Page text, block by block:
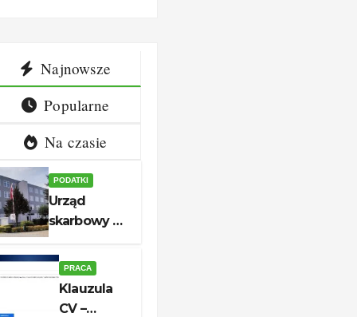
i
Najnowsze
Popularne
Na czasie
PODATKI
Urząd
skarbowy w
Białogardzie
– adres,
godziny i
kontakt
PRACA
Klauzula
CV –